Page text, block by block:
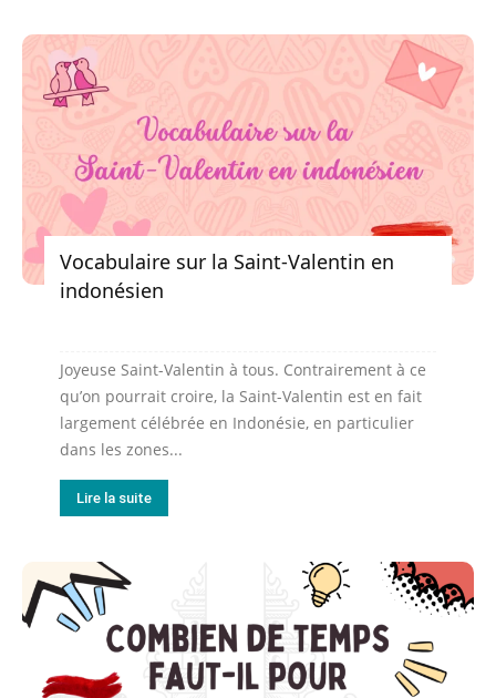
Vocabulaire sur la Saint-Valentin en
indonésien
Joyeuse Saint-Valentin à tous. Contrairement à ce
qu’on pourrait croire, la Saint-Valentin est en fait
largement célébrée en Indonésie, en particulier
dans les zones...
Lire la suite